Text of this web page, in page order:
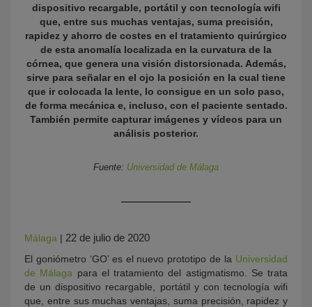
dispositivo recargable, portátil y con tecnología wifi
que, entre sus muchas ventajas, suma precisión,
rapidez y ahorro de costes en el tratamiento quirúrgico
de esta anomalía localizada en la curvatura de la
córnea, que genera una visión distorsionada. Además,
sirve para señalar en el ojo la posición en la cual tiene
que ir colocada la lente, lo consigue en un solo paso,
de forma mecánica e, incluso, con el paciente sentado.
También permite capturar imágenes y vídeos para un
análisis posterior.
Fuente: Universidad de Málaga
Málaga | 22 de julio de 2020
El goniómetro ‘GO’ es el nuevo prototipo de la Universidad
de Málaga para el tratamiento del astigmatismo. Se trata
de un dispositivo recargable, portátil y con tecnología wifi
que, entre sus muchas ventajas, suma precisión, rapidez y